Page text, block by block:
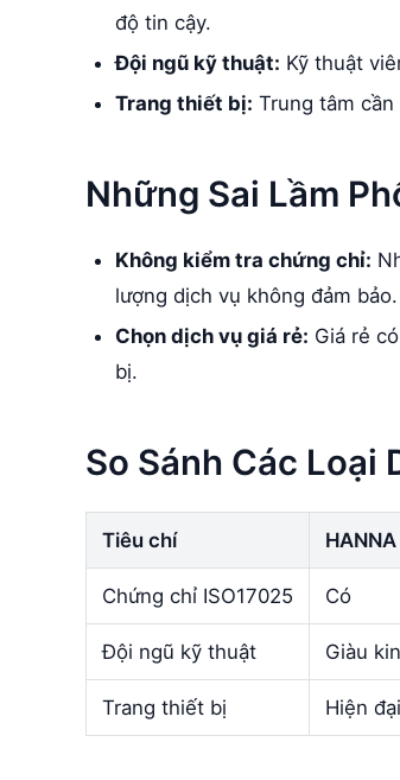
độ tin cậy.
Đội ngũ kỹ thuật: Kỹ thuật
Trang thiết bị: Trung tâm
Những Sai Lầm
Không kiểm tra chứng chỉ:
lượng dịch vụ không đảm bảo.
Chọn dịch vụ giá rẻ: Giá rẻ
bị.
So Sánh Các Loại
Tiêu chí HANNA
Chứng chỉ ISO17025 Có
Đội ngũ kỹ thuật Giàu
Trang thiết bị Hiện đại